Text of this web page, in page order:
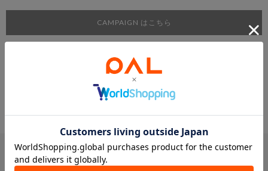
CAMPAIGN はこちら